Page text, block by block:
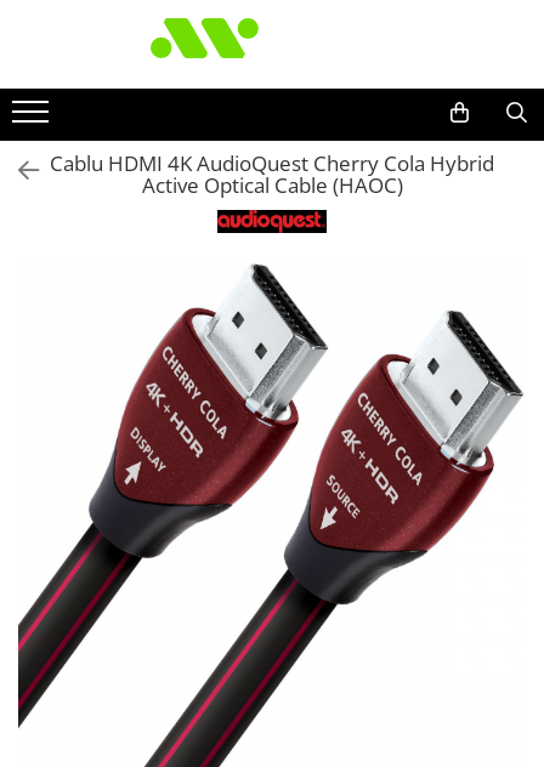
Cablu HDMI 4K AudioQuest Cherry Cola Hybrid
Active Optical Cable (HAOC)